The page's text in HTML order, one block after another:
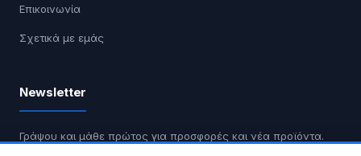
Επικοινωνία
Σχετικά με εμάς
Newsletter
Γράψου και μάθε πρώτος για προσφορές και νέα προϊόντα.